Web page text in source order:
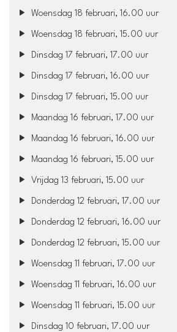
Woensdag 18 februari, 16.00 uur
Woensdag 18 februari, 15.00 uur
Dinsdag 17 februari, 17.00 uur
Dinsdag 17 februari, 16.00 uur
Dinsdag 17 februari, 15.00 uur
Maandag 16 februari, 17.00 uur
Maandag 16 februari, 16.00 uur
Maandag 16 februari, 15.00 uur
Vrijdag 13 februari, 15.00 uur
Donderdag 12 februari, 17.00 uur
Donderdag 12 februari, 16.00 uur
Donderdag 12 februari, 15.00 uur
Woensdag 11 februari, 17.00 uur
Woensdag 11 februari, 16.00 uur
Woensdag 11 februari, 15.00 uur
Dinsdag 10 februari, 17.00 uur